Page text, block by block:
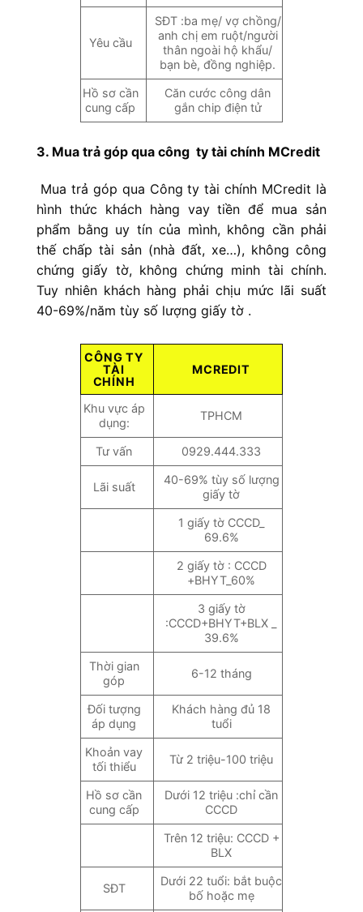
Yêu cầu
SĐT :ba mẹ/ vợ chồng/
anh chị em ruột/người
thân ngoài hộ khẩu/
bạn bè, đồng nghiệp.
Hồ sơ cần
cung cấp
Căn cước công dân
gắn chip điện tử
3. Mua trả góp qua công ty tài chính MCredit
Mua trả góp qua Công ty tài chính MCredit là
hình thức khách hàng vay tiền để mua sản
phẩm bằng uy tín của mình, không cần phải
thế chấp tài sản (nhà đất, xe…), không công
chứng giấy tờ, không chứng minh tài chính.
Tuy nhiên khách hàng phải chịu mức lãi suất
40-69%/năm tùy số lượng giấy tờ .
CÔNG TY
TÀI
CHÍNH
MCREDIT
Khu vực áp
dụng:
TPHCM
Tư vấn 0929.444.333
Lãi suất
40-69% tùy số lượng
giấy tờ
1 giấy tờ CCCD_
69.6%
2 giấy tờ : CCCD
+BHYT_60%
3 giấy tờ
:CCCD+BHYT+BLX _
39.6%
Thời gian
góp
6-12 tháng
Đối tượng
áp dụng
Khách hàng đủ 18
tuổi
Khoản vay
tối thiểu
Từ 2 triệu-100 triệu
Hồ sơ cần
cung cấp
Dưới 12 triệu :chỉ cần
CCCD
Trên 12 triệu: CCCD +
BLX
SĐT
Dưới 22 tuổi: bắt buộc
bố hoặc mẹ